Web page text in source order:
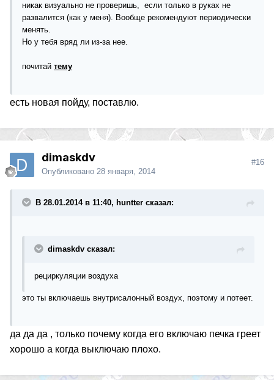
никак визуально не проверишь, если только в руках не
развалится (как у меня). Вообще рекомендуют периодически
менять.
Но у тебя вряд ли из-за нее.
почитай тему
есть новая пойду, поставлю.
dimaskdv
Опубликовано 28 января, 2014
#16
В 28.01.2014 в 11:40, huntter сказал:
dimaskdv сказал:
рециркуляции воздуха
это ты включаешь внутрисалонный воздух, поэтому и потеет.
да да да , только почему когда его включаю печка греет
хорошо а когда выключаю плохо.